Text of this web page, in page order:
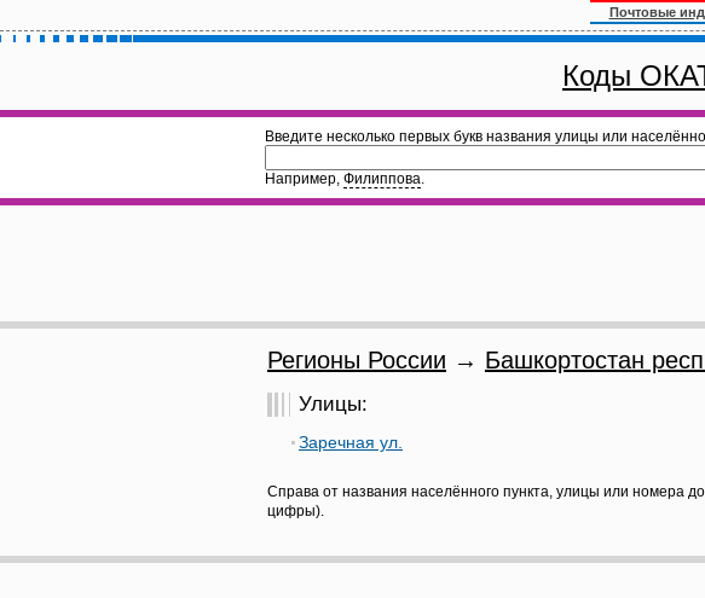
Почтовые
Коды
Введите несколько первых букв названия улицы или
Например, Филиппова.
Регионы России → Башкортостан
Улицы:
Заречная ул.
Справа от названия населённого пункта, улицы или номера
цифры).